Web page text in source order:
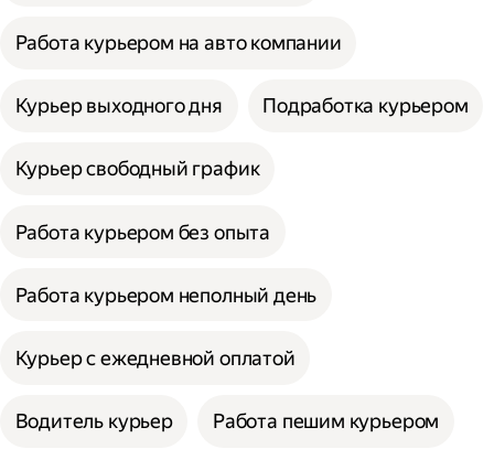
Работа курьером на авто компании
Курьер выходного дня Подработка курьером
Курьер свободный график
Работа курьером без опыта
Работа курьером неполный день
Курьер с ежедневной оплатой
Водитель курьер Работа пешим курьером